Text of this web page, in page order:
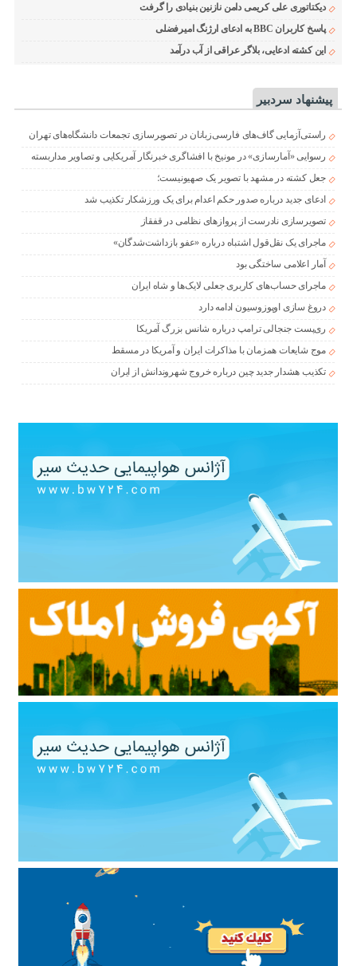
دیکتاتوری علی کریمی دامن نازنین بنیادی را گرفت
پاسخ کاربران BBC به ادعای ارژنگ امیرفضلی
این کشته ادعایی، بلاگر عراقی از آب درآمد
پیشنهاد سردبیر
راستی‌آزمایی گاف‌های فارسی‌زبانان در تصویرسازی تجمعات دانشگاه‌های تهران
رسوایی «آمارسازی» در مونیخ با افشاگری خبرنگار آمریکایی و تصاویر مداربسته
جعل کشته در مشهد با تصویر یک صهیونیست؛
ادعای جدید درباره صدور حکم اعدام برای یک ورزشکار تکذیب شد
تصویرسازی نادرست از پروازهای نظامی در قفقاز
ماجرای یک نقل‌قول اشتباه درباره «عفو بازداشت‌شدگان»
آمار اعلامی ساختگی بود
ماجرای حساب‌های کاربری جعلی لایک‌ها و شاه ایران
دروغ سازی اوپوزوسیون ادامه دارد
ری‌پست جنجالی ترامپ درباره شانس بزرگ آمریکا
موج شایعات همزمان با مذاکرات ایران و آمریکا در مسقط
تکذیب هشدار جدید چین درباره خروج شهروندانش از ایران